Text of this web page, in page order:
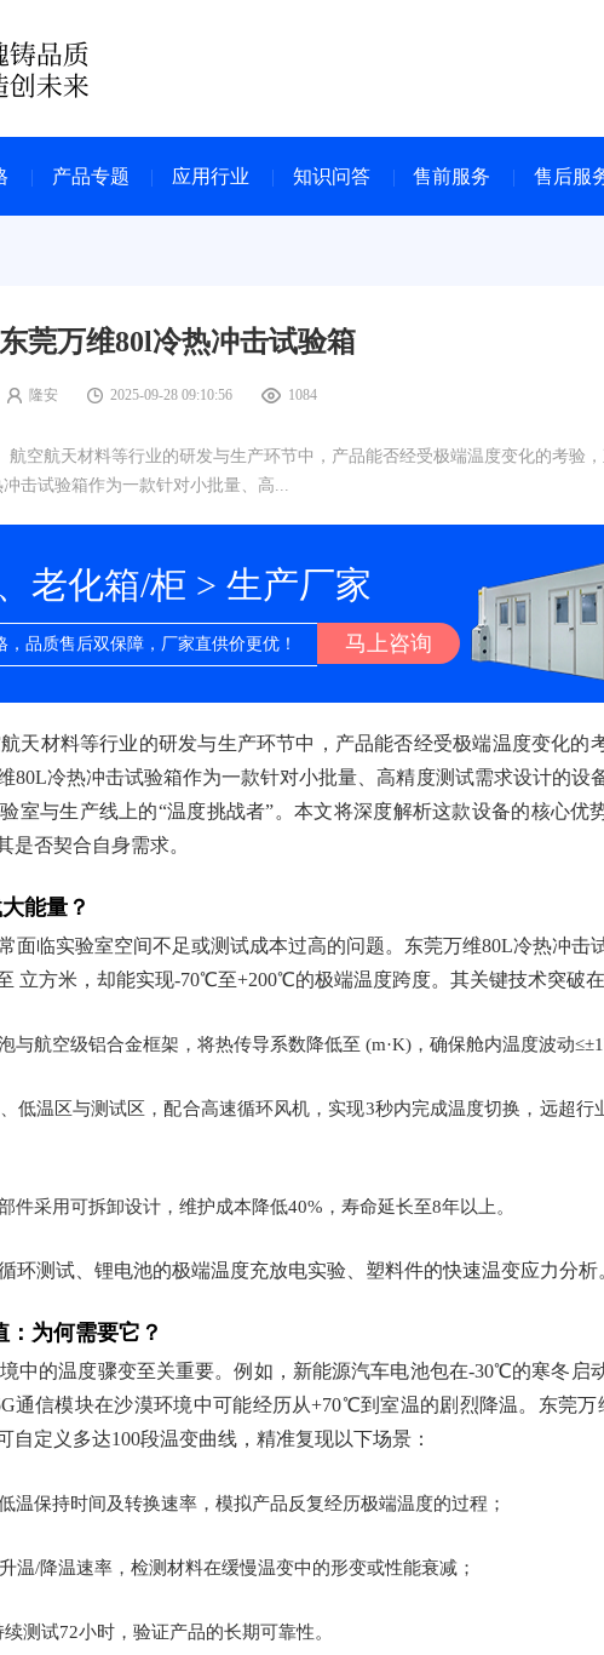
产品专题 应用行业 知识问答 售前服务 售后服
东莞万维80l冷热冲击试验箱
隆安 2025-09-28 09:10:56 1084
航空航天材料等行业的研发与生产环节中，产品能否经受极端温度变化的考验
击试验箱作为一款针对小批量、高...
老化箱/柜 > 生产厂家
品质售后双保障，厂家直供价更优！ 马上咨询
天材料等行业的研发与生产环节中，产品能否经受极端温度变化的
80L冷热冲击试验箱作为一款针对小批量、高精度测试需求设计的设
室与生产线上的“温度挑战者”。本文将深度解析这款设备的核心优
是否契合自身需求。
能量？
面临实验室空间不足或测试成本过高的问题。东莞万维80L冷热冲击
立方米，却能实现-70℃至+200℃的极端温度跨度。其关键技术突破在
与航空级铝合金框架，将热传导系数降低至 (m·K)，确保舱内温度波动
低温区与测试区，配合高速循环风机，实现3秒内完成温度切换，远超行
件采用可拆卸设计，维护成本降低40%，寿命延长至8年以上。
环测试、锂电池的极端温度充放电实验、塑料件的快速温变应力分析
为何需要它？
中的温度骤变至关重要。例如，新能源汽车电池包在-30℃的寒冬启
通信模块在沙漠环境中可能经历从+70℃到室温的剧烈降温。东莞万
自定义多达100段温变曲线，精准复现以下场景：
温保持时间及转换速率，模拟产品反复经历极端温度的过程；
温/降温速率，检测材料在缓慢温变中的形变或性能衰减；
测试72小时，验证产品的长期可靠性。